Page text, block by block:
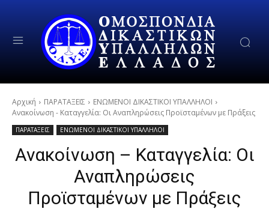
Αρχική ΠΑΡΑΤΑΞΕΙΣ
ΕΝΩΜΕΝΟΙ ΔΙΚΑΣΤΙΚΟΙ ΥΠΑΛΛΗΛΟΙ
Ανακοίνωση - Καταγγελία: Οι Αναπληρώσεις Προϊσταμένων με Πράξεις
ΠΑΡΑΤΑΞΕΙΣ ΕΝΩΜΕΝΟΙ ΔΙΚΑΣΤΙΚΟΙ ΥΠΑΛΛΗΛΟΙ
Ανακοίνωση – Καταγγελία: Οι
Αναπληρώσεις
Προϊσταμένων με Πράξεις